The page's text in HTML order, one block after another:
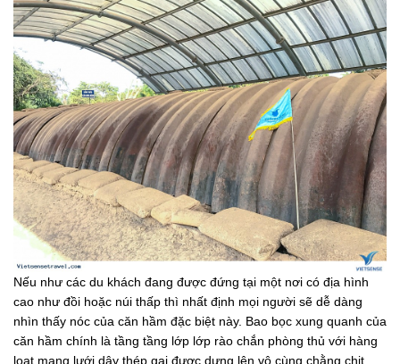
Nếu như các du khách đang được đứng tại một nơi có địa hình
cao như đồi hoặc núi thấp thì nhất định mọi người sẽ dễ dàng
nhìn thấy nóc của căn hầm đặc biệt này. Bao bọc xung quanh của
căn hầm chính là tầng tầng lớp lớp rào chắn phòng thủ với hàng
loạt mạng lưới dây thép gai được dựng lên vô cùng chằng chịt